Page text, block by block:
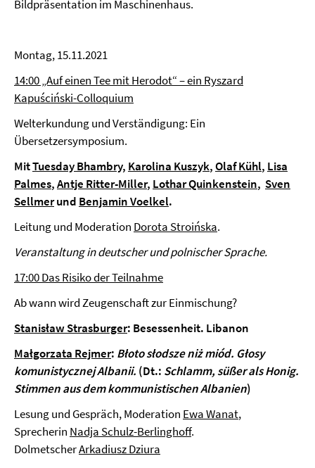
Bildpräsentation im Maschinenhaus.
Montag, 15.11.2021
14:00 „Auf einen Tee mit Herodot“ – ein Ryszard
Kapuściński-Colloquium
Welterkundung und Verständigung: Ein
Übersetzersymposium.
MitTuesday Bhambry, Karolina Kuszyk,Olaf Kühl, Lisa
Palmes,Antje Ritter-Miller, Lothar Quinkenstein, Sven
Sellmerund Benjamin Voelkel.
Leitung und Moderation Dorota Stroińska.
Veranstaltung in deutscher und polnischer Sprache.
17:00 Das Risiko der Teilnahme
Ab wann wird Zeugenschaft zur Einmischung?
Stanisław Strasburger: Besessenheit. Libanon
Małgorzata Rejmer: Błoto słodsze niż miód. Głosy
komunistycznej Albanii. (Dt.: Schlamm, süßer als Honig.
Stimmen aus dem kommunistischen Albanien)
Lesung und Gespräch, Moderation Ewa Wanat,
Sprecherin Nadja Schulz-Berlinghoff.
DolmetscherArkadiusz Dziura